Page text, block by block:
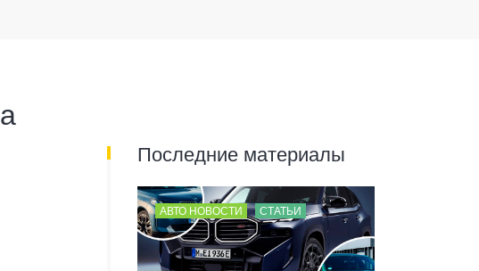
Последние материалы
АВТО НОВОСТИ СТАТЬИ